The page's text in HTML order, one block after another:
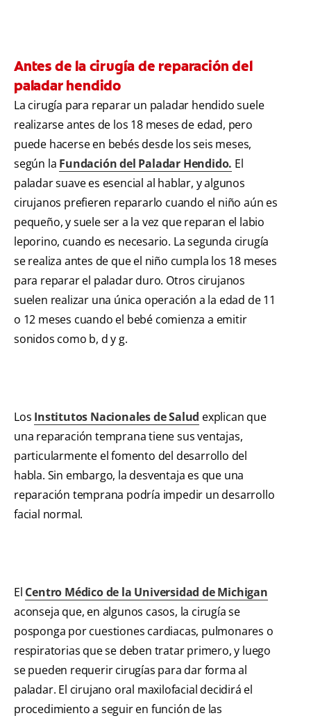
Antes de la cirugía de reparación del
paladar hendido
La cirugía para reparar un paladar hendido suele
realizarse antes de los 18 meses de edad, pero
puede hacerse en bebés desde los seis meses,
según la Fundación del Paladar Hendido. El
paladar suave es esencial al hablar, y algunos
cirujanos prefieren repararlo cuando el niño aún es
pequeño, y suele ser a la vez que reparan el labio
leporino, cuando es necesario. La segunda cirugía
se realiza antes de que el niño cumpla los 18 meses
para reparar el paladar duro. Otros cirujanos
suelen realizar una única operación a la edad de 11
o 12 meses cuando el bebé comienza a emitir
sonidos como b, d y g.
Los Institutos Nacionales de Salud explican que
una reparación temprana tiene sus ventajas,
particularmente el fomento del desarrollo del
habla. Sin embargo, la desventaja es que una
reparación temprana podría impedir un desarrollo
facial normal.
El Centro Médico de la Universidad de Michigan
aconseja que, en algunos casos, la cirugía se
posponga por cuestiones cardiacas, pulmonares o
respiratorias que se deben tratar primero, y luego
se pueden requerir cirugías para dar forma al
paladar. El cirujano oral maxilofacial decidirá el
procedimiento a seguir en función de las